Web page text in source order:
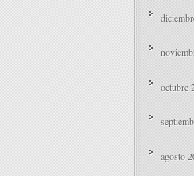
octubre
agosto